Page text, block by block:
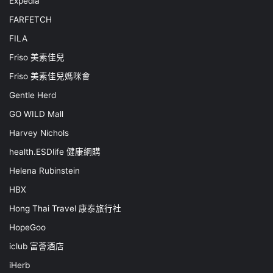
FARFETCH
FILA
Friso 美素佳兒
Friso 美素佳兒媽咪會
Gentle Herd
GO WILD Mall
Harvey Nichols
health.ESDlife 健康網購
Helena Rubinstein
HBX
Hong Thai Travel 康泰旅行社
HopeGoo
iclub 富薈酒店
iHerb